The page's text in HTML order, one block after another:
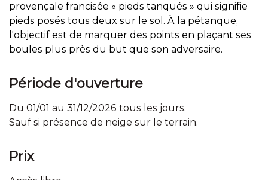
provençale francisée « pieds tanqués » qui signifie
pieds posés tous deux sur le sol. À la pétanque,
l'objectif est de marquer des points en plaçant ses
boules plus près du but que son adversaire.
Période d'ouverture
Du 01/01 au 31/12/2026 tous les jours.
Sauf si présence de neige sur le terrain.
Prix